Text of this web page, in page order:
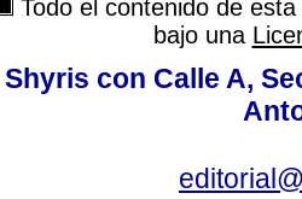
Todo el contenido de
bajo una
Shyris con Calle A,